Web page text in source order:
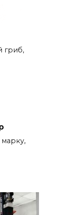
гриб,